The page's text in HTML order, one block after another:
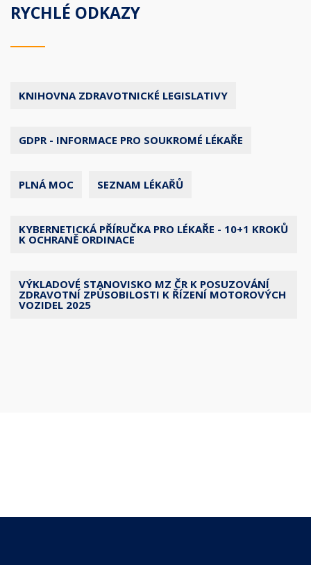
RYCHLÉ ODKAZY
KNIHOVNA ZDRAVOTNICKÉ LEGISLATIVY
GDPR - INFORMACE PRO SOUKROMÉ LÉKAŘE
PLNÁ MOC SEZNAM LÉKAŘŮ
KYBERNETICKÁ PŘÍRUČKA PRO LÉKAŘE - 10+1 KROKŮ
K OCHRANĚ ORDINACE
VÝKLADOVÉ STANOVISKO MZ ČR K POSUZOVÁNÍ
ZDRAVOTNÍ ZPŮSOBILOSTI K ŘÍZENÍ MOTOROVÝCH
VOZIDEL 2025